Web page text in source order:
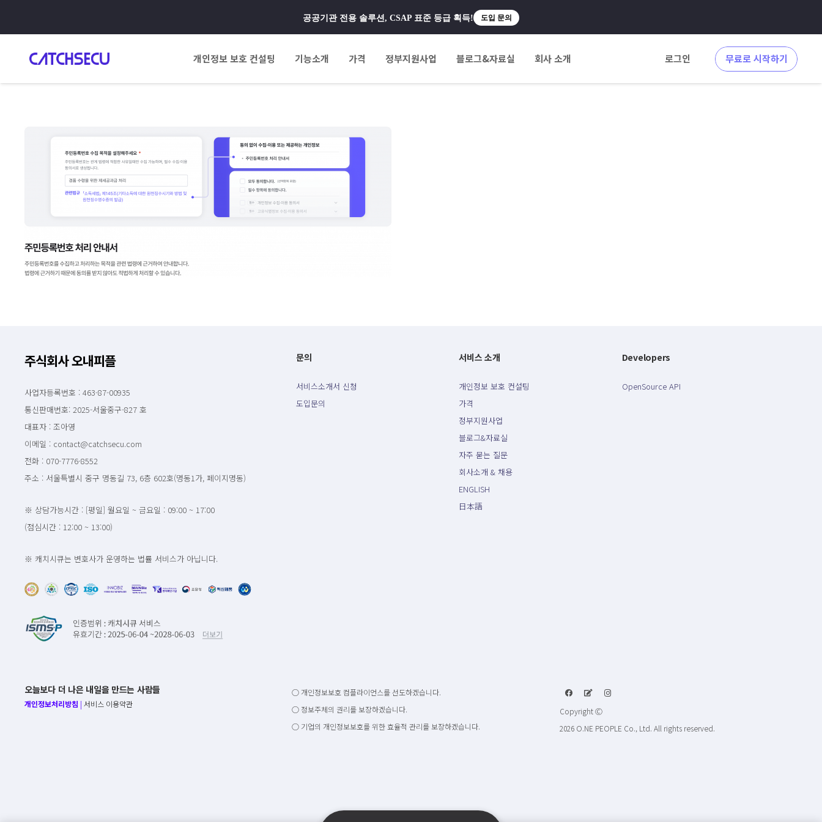
공공기관 전용 솔루션, CSAP 표준 등급 획득! 도입 문의
개인정보 보호 컨설팅 기능소개 가격 정부지원사업 블로그&자료실 회사 소개 로그인 무료로 시작하기
주식회사 오내피플
사업자등록번호 : 463-87-00935
통신판매번호: 2025-서울중구-827 호
대표자 : 조아영
이메일 : contact@catchsecu.com
전화 : 070-7776-8552
주소 : 서울특별시 중구 명동길 73, 6층 602호(명동1가, 페이지명동)
※ 상담가능시간 : [평일] 월요일 ~ 금요일 : 09:00 ~ 17:00
(점심시간 : 12:00 ~ 13:00)
※ 캐치시큐는 변호사가 운영하는 법률 서비스가 아닙니다.
문의
서비스소개서 신청
도입문의
서비스 소개
개인정보 보호 컨설팅
가격
정부지원사업
블로그&자료실
자주 묻는 질문
회사소개 & 채용
ENGLISH
日本語
Developers
OpenSource API
오늘보다 더 나은 내일을 만드는 사람들
개인정보처리방침 | 서비스 이용약관
○ 개인정보보호 컴플라이언스를 선도하겠습니다.
○ 정보주체의 권리를 보장하겠습니다.
○ 기업의 개인정보보호를 위한 효율적 관리를 보장하겠습니다.
Copyright Ⓒ
2026 O.NE PEOPLE Co., Ltd. All rights reserved.